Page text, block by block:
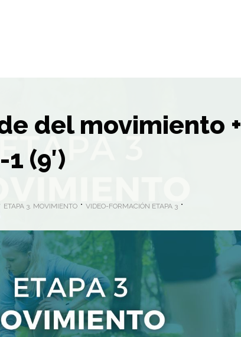
del movimiento +
(9′)
ETAPA 3. MOVIMIENTO
VIDEO-FORMACIÓN ETAPA 3